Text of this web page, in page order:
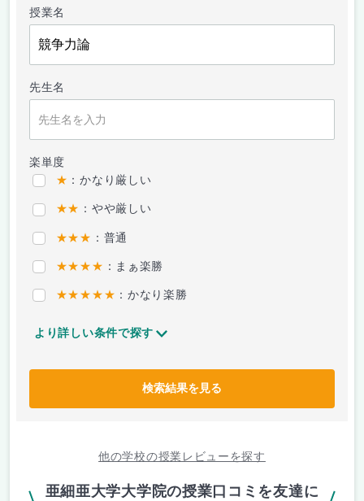
授業名
先生名
楽単度
★ ：かなり厳しい
★★ ：やや厳しい
★★★ ：普通
★★★★ ：まぁ楽勝
★★★★★ ：かなり楽勝
より詳しい条件で探す
検索結果を見る
他の学校の授業レビューを探す
亜細亜大学大学院の授業口コミを友達に